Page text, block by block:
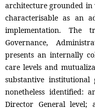
architecture grounded
characterisable as an
implementation. The
Governance,
presents an internally
care levels and
substantive
nonetheless identified:
Director General